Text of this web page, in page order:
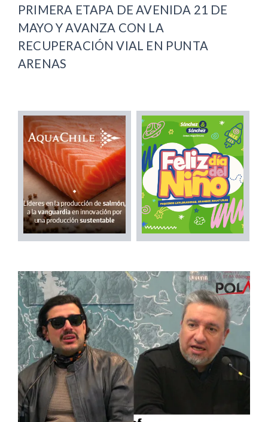
PRIMERA ETAPA DE AVENIDA 21 DE
MAYO Y AVANZA CON LA
RECUPERACIÓN VIAL EN PUNTA
ARENAS